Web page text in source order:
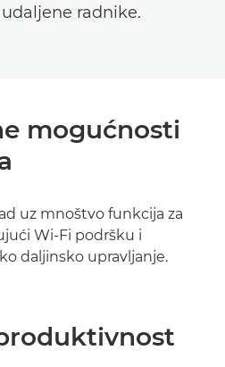
radnike.
mogućnosti
uz mnoštvo funkcija za
Wi-Fi podršku i
daljinsko upravljanje.